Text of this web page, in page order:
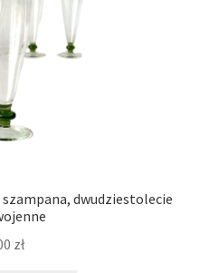
dwudziestolecie
zł